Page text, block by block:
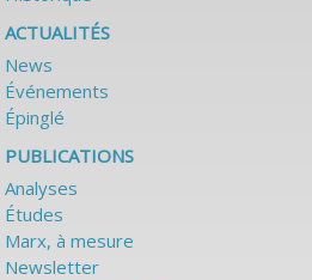
ACTUALITÉS
News
Événements
Épinglé
PUBLICATIONS
Analyses
Études
Marx, à mesure
Newsletter